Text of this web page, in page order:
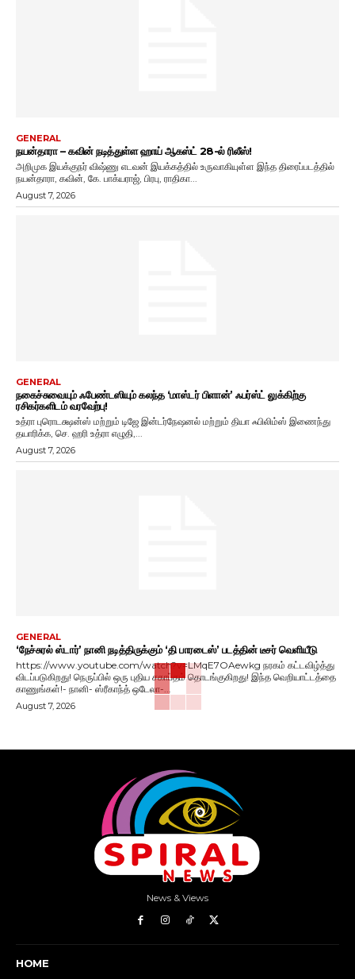
GENERAL
நயன்தாரா – கவின் நடித்துள்ள ஹாய் ஆகஸ்ட் 28-ல் ரிலீஸ்!
அறிமுக இயக்குநர் விஷ்ணு எடவன் இயக்கத்தில் உருவாகியுள்ள இந்த திரைப்படத்தில்
நயன்தாரா, கவின், கே. பாக்யராஜ், பிரபு, ராதிகா...
August 7, 2026
GENERAL
நகைச்சுவையும் ஃபேண்டஸியும் கலந்த ‘மாஸ்டர் பிளான்’ ஃபர்ஸ்ட் லுக்கிற்கு
ரசிகர்களிடம் வரவேற்பு!
உத்ரா புரொடக்ஷன்ஸ் மற்றும் டிஜே இன்டர்நேஷனல் மற்றும் தியா ஃபிலிம்ஸ் இணைந்து
தயாரிக்க, செ. ஹரி உத்ரா எழுதி,...
August 7, 2026
GENERAL
‘நேச்சுரல் ஸ்டார்’ நானி நடித்திருக்கும் ‘தி பாரடைஸ்’ படத்தின் டீசர் வெளியீடு
https://www.youtube.com/watch?v=LMqE7OAewkg நரகம் கட்டவிழ்த்து
விடப்படுகிறது! நெருப்பில் ஒரு புதிய சகாப்தம் தொடங்குகிறது! இந்த வெறியாட்டத்தை
காணுங்கள்!- நானி- ஸ்ரீகாந்த் ஒடேலா-...
August 7, 2026
News & Views
HOME